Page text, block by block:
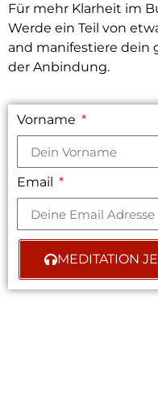
Für mehr Klarheit im
Werde ein Teil von
and manifestiere dein
der Anbindung.
Vorname
Email
MEDITATION